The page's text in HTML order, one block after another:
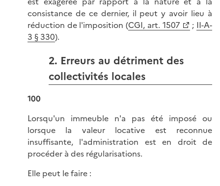
consistance de ce dernier, il peut y avoir lieu à
réduction de l'imposition (CGI, art. 1507 ; II-A-
3 § 330).
2. Erreurs au détriment des
collectivités locales
100
Lorsqu'un immeuble n'a pas été imposé ou
lorsque la valeur locative est reconnue
insuffisante, l'administration est en droit de
procéder à des régularisations.
Elle peut le faire :